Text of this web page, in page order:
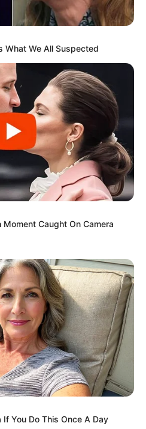
What We All Suspected
Caught On Camera
You Do This Once A Day